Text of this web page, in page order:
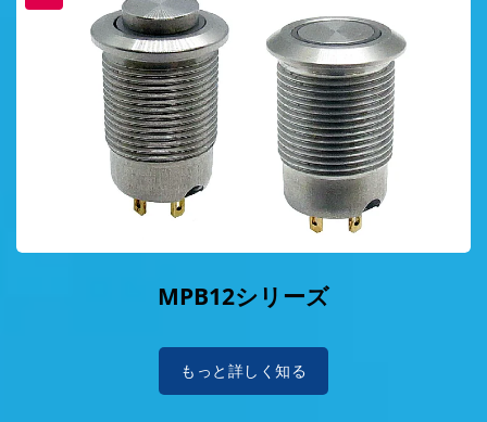
MPB12シリーズ
もっと詳しく知る